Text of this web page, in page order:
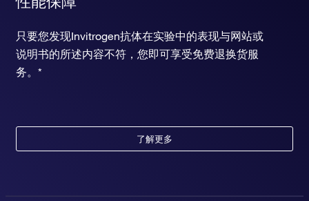
只要您发现Invitrogen抗体在实验中的表现与网站或
说明书的所述内容不符，您即可享受免费退换货服
务。*
了解更多